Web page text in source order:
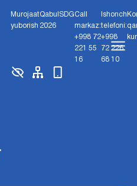
Murojaat
yuborish
Qabul
2026
SDGCall
markaz:
+998 72
221 55
16
Ishonch
telefoni:
+998
72 226
68 10